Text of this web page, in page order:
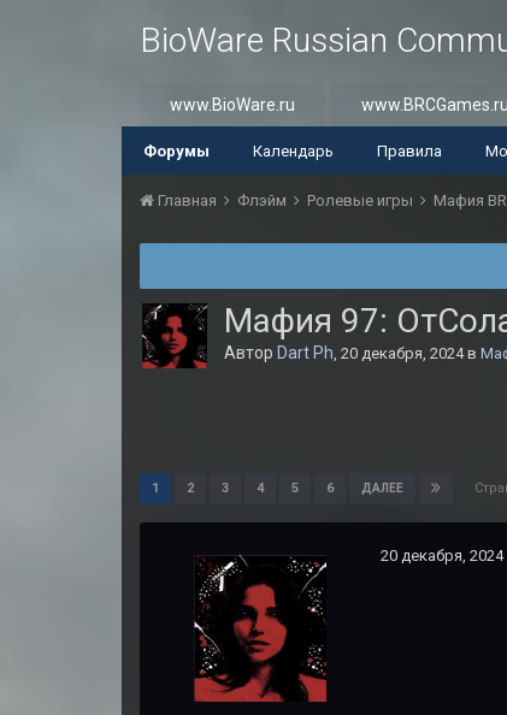
BioWare Russian
www.BioWare.ru www.BRCGames.ru
Форумы Календарь Правила
Главная Флэйм Ролевые игры Мафия
Мафия 97:
Автор Dart Ph, 20 декабря, 2024в
1 2 3 4 5 6 ДАЛЕЕ
20 декабря, 2024